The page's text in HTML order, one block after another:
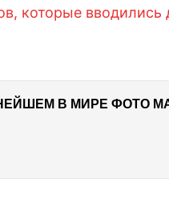
которые вводились
В МИРЕ ФОТО